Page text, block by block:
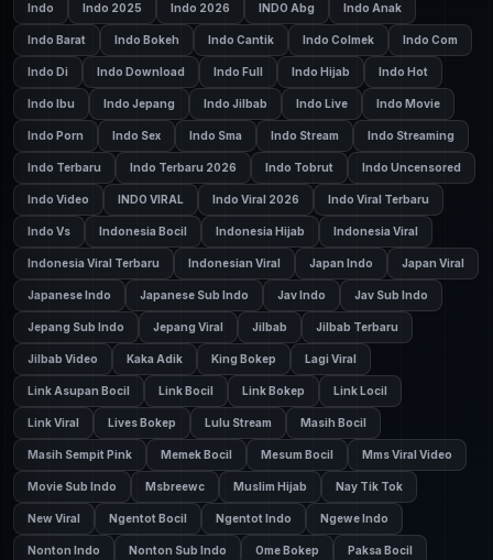
Indo Indo 2025 Indo 2026 INDO Abg Indo Anak
Indo Barat Indo Bokeh Indo Cantik Indo Colmek Indo Com
Indo Di Indo Download Indo Full Indo Hijab Indo Hot
Indo Ibu Indo Jepang Indo Jilbab Indo Live Indo Movie
Indo Porn Indo Sex Indo Sma Indo Stream Indo Streaming
Indo Terbaru Indo Terbaru 2026 Indo Tobrut Indo Uncensored
Indo Video INDO VIRAL Indo Viral 2026 Indo Viral Terbaru
Indo Vs Indonesia Bocil Indonesia Hijab Indonesia Viral
Indonesia Viral Terbaru Indonesian Viral Japan Indo Japan Viral
Japanese Indo Japanese Sub Indo Jav Indo Jav Sub Indo
Jepang Sub Indo Jepang Viral Jilbab Jilbab Terbaru
Jilbab Video Kaka Adik King Bokep Lagi Viral
Link Asupan Bocil Link Bocil Link Bokep Link Locil
Link Viral Lives Bokep Lulu Stream Masih Bocil
Masih Sempit Pink Memek Bocil Mesum Bocil Mms Viral Video
Movie Sub Indo Msbreewc Muslim Hijab Nay Tik Tok
New Viral Ngentot Bocil Ngentot Indo Ngewe Indo
Nonton Indo Nonton Sub Indo Ome Bokep Paksa Bocil